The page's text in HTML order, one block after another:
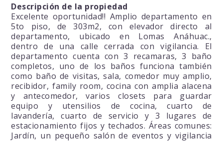
Descripción de la propiedad
Excelente oportunidad!! Amplio departamento en
5to piso, de 303m2, con elevador directo al
departamento, ubicado en Lomas Anáhuac.,
dentro de una calle cerrada con vigilancia. El
departamento cuenta con 3 recamaras, 3 baño
completos, uno de los baños funciona también
como baño de visitas, sala, comedor muy amplio,
recibidor, family room, cocina con amplia alacena
y antecomedor, varios closets para guardar
equipo y utensilios de cocina, cuarto de
lavandería, cuarto de servicio y 3 lugares de
estacionamiento fijos y techados. Áreas comunes:
Jardín, un pequeño salón de eventos y vigilancia